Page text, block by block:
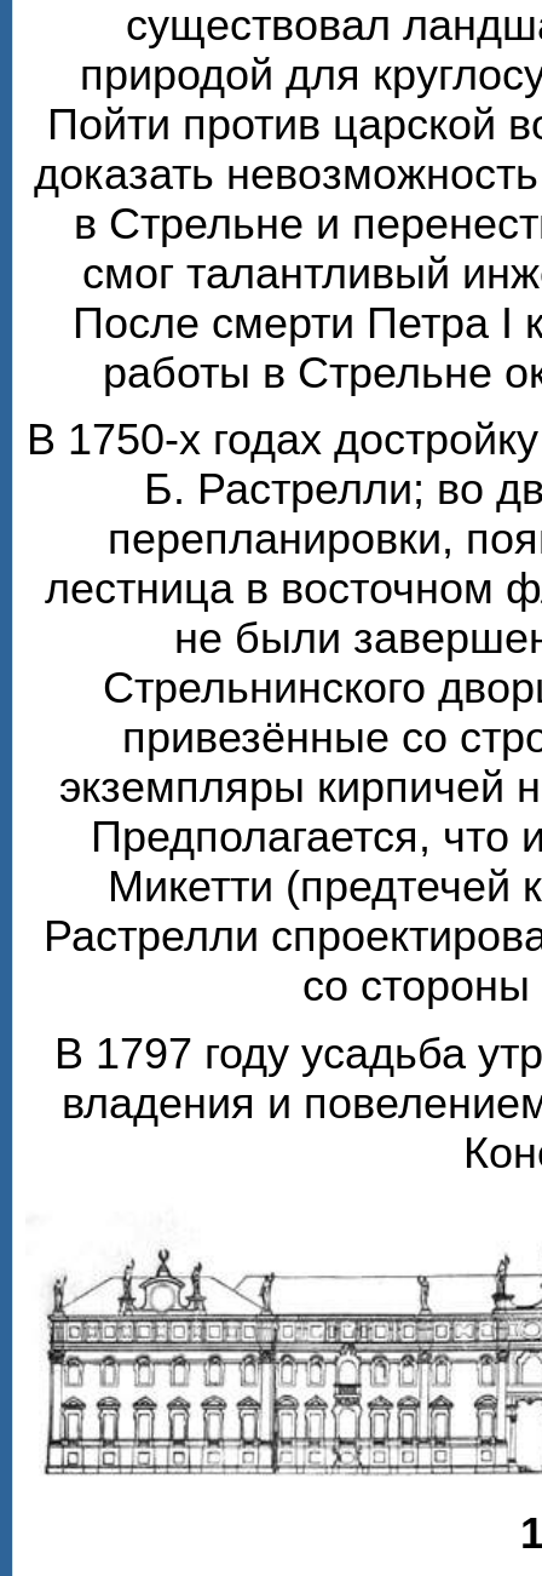
существовал
природой для
Пойти против царской
доказать
в Стрельне и
смог талантливый
После смерти Петра I
работы в Стрельне
В 1750-х годах
Б. Растрелли; во
перепланировки,
лестница в восточном
не были
Стрельнинского
привезённые со
экземпляры кирпичей
Предполагается, что
Микетти (предтечей
Растрелли
со
В 1797 году усадьба
владения и